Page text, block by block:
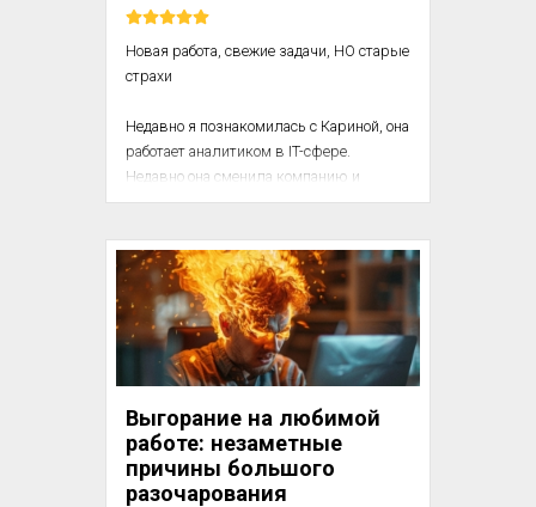
Новая работа, свежие задачи, НО старые
страхи
Недавно я познакомилась с Кариной, она
работает аналитиком в IT-сфере.
Недавно она сменила компанию и
присоединилась к команде, которая
проектом. Стремясь быстрее вникнуть в
задачу, она обратилась за советом к
более опытной сотруднице. Но та
ответила холодно: «Разбирайся сама!» —
и отвернулась. Оставшись без
поддержки, Карина сделала, как поняла
конструктивной обратной связи
руководитель обрушился на неё с
эмоциями: «Ты всё сделала неправил...
Выгорание на любимой
работе: незаметные
причины большого
разочарования